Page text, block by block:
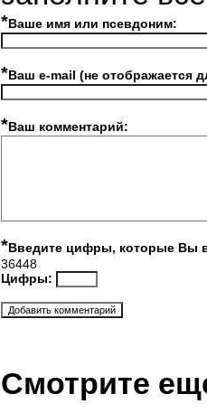
*Ваше имя или псевдоним:
*Ваш e-mail (не отображается
*Ваш комментарий:
*Введите цифры, которые Вы
36448
Цифры:
Смотрите